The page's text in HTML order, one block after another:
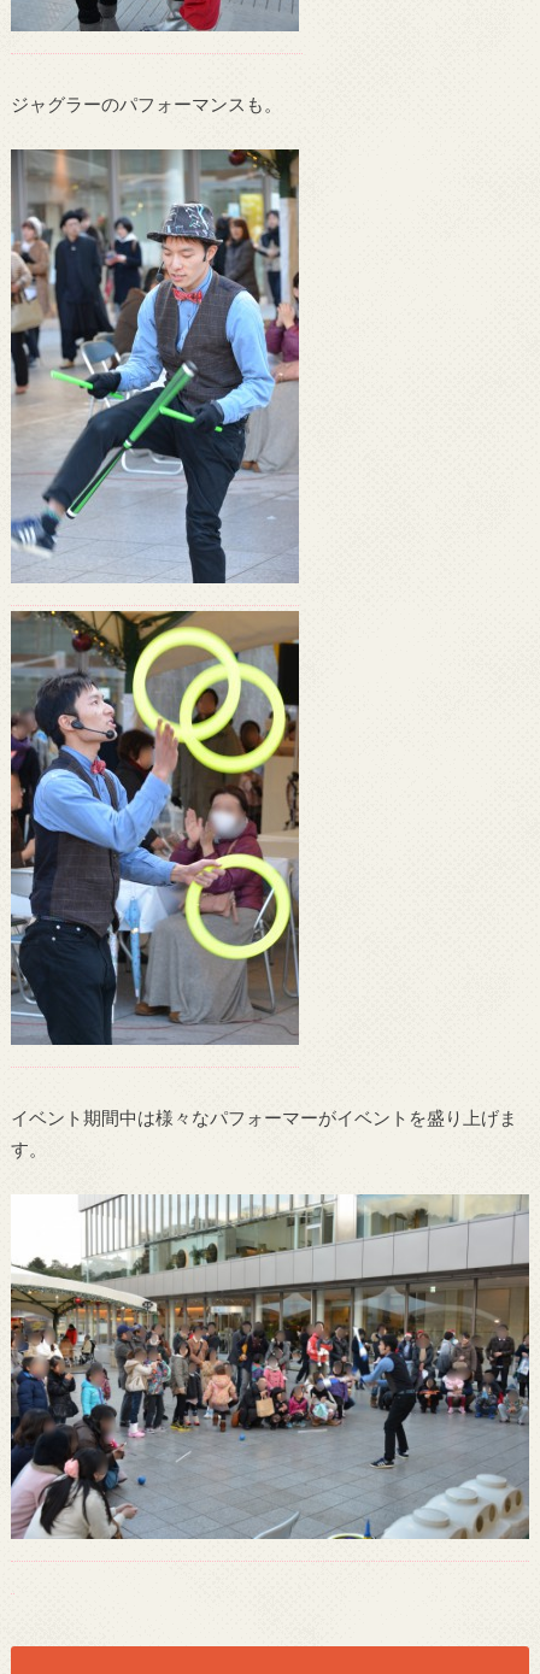
ジャグラーのパフォーマンスも。
イベント期間中は様々なパフォーマーがイベントを盛り上げま
す。